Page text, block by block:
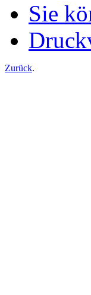
Sie
Zurück.